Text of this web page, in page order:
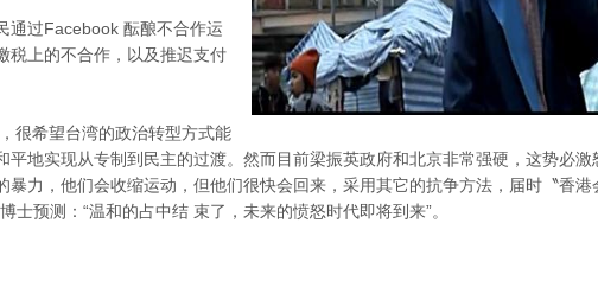
通过Facebook 酝酿不合作运
税上的不合作 ，以及推迟支付
很希望台湾的政治转型方式能
平地实现从专制到民主的过渡。然而目前梁振英政府和北京非常强硬，这势必激
暴力，他们会收缩运动，但他们很快会回来，采用其它的抗争方法，届时〝香港
士预测：“温和的占中结 束了，未来的愤怒时代即将到来”。